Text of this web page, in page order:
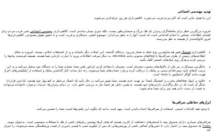
تهدید مهندسی اجتماعی
این جا همان جایی است که اکثر مردم فریب می‌خورند. کلاهبرداران هر روز حرفه‌ای‌تر می‌شوند.
امروزه بزرگترین خطر برای معامله‌گران رمزارز یک هک بزرگ و سینمایی‌طور نیست، بلکه چیزی بسیار ساده‌تر است: کلاهبرداری. مهندسی اجتماعییعنی فریب مردم برای
افشای اطلاعات حساس یا انجام اقداماتی است که امنیت آنها را به خطر می‌اندازد. موضوع اصلی، دستکاری و فریب است و با حضور هوش مصنوعی، کلاهبرداری‌ها
امروز قانع‌کننده‌تر از همیشه به نظر می‌رسند.
کلاهبرداری فیشینگهنوز هم شایع‌ترین نوع حمله به شمار می‌رود. برخلاف گذشته، این حملات دیگر ناشیانه و پر از اشتباهات املایی نیستند. امروزه به شکل
اطلاعیه‌های رسمی از طرف صرافی‌ها یا dApp‌های محبوبی مانند MetaMask، به دنبال سرقت اطلاعات ورود یا عبارت بازیابی شما هستند. همیشه فرستنده پیام‌ها را
بررسی کرده و هرگز روی لینک‌های نامعتبر کلیک نکنید.
جایگزینی سیم‌کارت نیز یکی از تاکتیک‌های محبوب مجرمان است. مجرمان با متقاعد کردن اپراتور تلفن شما، شماره شما را به دستگاه خود منتقل می‌کنند و به این
ترتیب کدهای تأیید دومرحله‌ای مبتنی بر پیامک را دریافت کرده و وارد حساب‌های شما می‌شوند. راه حل ساده، کنار گذاشتن پیامک و استفاده از اپلیکیشن‌های احراز
هویت مانند گوگل اتنتیکیتور یا Authy است.
علاوه بر اینها، dApp‌های مخرب و "فیشینگ امضا" نیز تهدید جدی هستند. شما تصور می‌کنید در حال تأیید یک اتصال بی‌خطر به کیف‌پول خود هستید، اما متن قرارداد
بیانگر آن است که در حال واگذاری دارایی‌های خود هستید. به همین دلیل، هر امضا نیاز به بررسی دقیق دارد. در دنیای رمزارزها، جزئیات و موارد ناخوانده‌ می‌توانند
به قیمت از دست دادن همه چیز برای شما تمام شوند.
ابزارهای حفاظتی صرافی‌ها
با وجود همه اقدامات امنیتی، استفاده از صرافی‌ها اجتناب‌ناپذیر است. مهم است بدانید که چگونه این پلتفرم‌ها امنیت شما را تضمین می‌کنند.
صرافی‌های بسیاری دارای صندوق بیمه یا استخرهای «حفاظت از کاربر» هستند که هدف آن‌ها پوشش زیان‌های ناشی از هک یا مشکلات سیستمی است. به‌عنوان نمونه،
Toobitیک صندوق بیمه در اختیار دارد تا «ضررهای اضافی ناشی از پوزیشن‌هایی که پس از لیکویید شدن با قیمتی پایین‌تر از قیمت ورشکستگی بسته می‌شوند» را جبران
کند.